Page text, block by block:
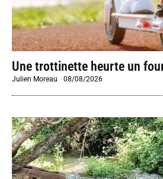
Une trottinette heurte un
Julien Moreau -08/08/2026